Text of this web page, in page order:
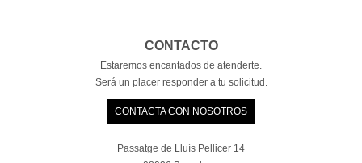
CONTACTO
Estaremos encantados de atenderte.
Será un placer responder a tu solicitud.
CONTACTA CON NOSOTROS
Passatge de Lluís Pellicer 14